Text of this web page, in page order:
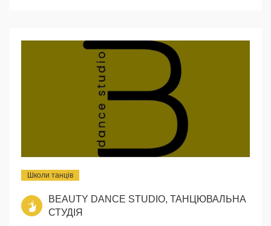
Школи танців
BEAUTY DANCE STUDIO, ТАНЦЮВАЛЬНА
СТУДІЯ